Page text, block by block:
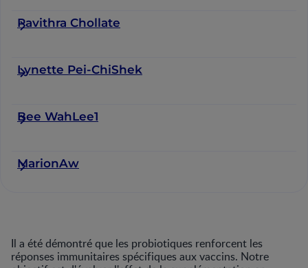
Pavithra Chollate
Lynette Pei-ChiShek
Bee WahLee1
MarionAw
Il a été démontré que les probiotiques renforcent les
réponses immunitaires spécifiques aux vaccins. Notre